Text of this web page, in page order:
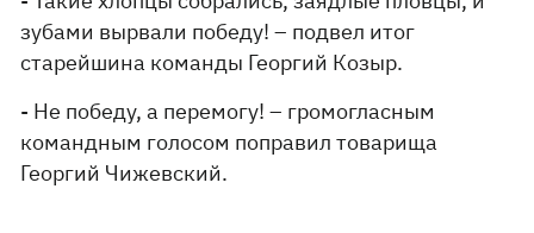
зубами вырвали победу! – подвел итог
старейшина команды Георгий Козыр.
- Не победу, а перемогу! – громогласным
командным голосом поправил товарища
Георгий Чижевский.